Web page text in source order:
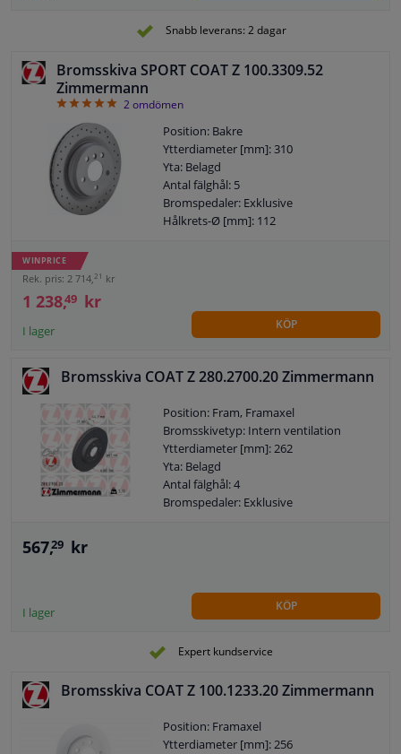
Snabb leverans: 2 dagar
Bromsskiva SPORT COAT Z 100.3309.52
Zimmermann
52omdömen
Position: Bakre
Ytterdiameter [mm]: 310
Yta: Belagd
Antal fälghål: 5
Bromspedaler: Exklusive
Hålkrets-Ø [mm]: 112
Bearbetning: Höguppkolat
Kontrollmärke: ECE R90 APPROVED
Bromsskivans tjocklek (mm): 22
Vikt (kg]: 6,8
WINPRICE
Rek. pris: 2 714, 21 kr
1 238,49 kr
I lager KÖP
Bromsskiva COAT Z 280.2700.20 Zimmermann
Position: Fram, Framaxel
Bromsskivetyp: Intern ventilation
Ytterdiameter [mm]: 262
Yta: Belagd
Antal fälghål: 4
Bromspedaler: Exklusive
567,29 kr
I lager KÖP
Expert kundservice
Bromsskiva COAT Z 100.1233.20 Zimmermann
Position: Framaxel
Ytterdiameter [mm]: 256